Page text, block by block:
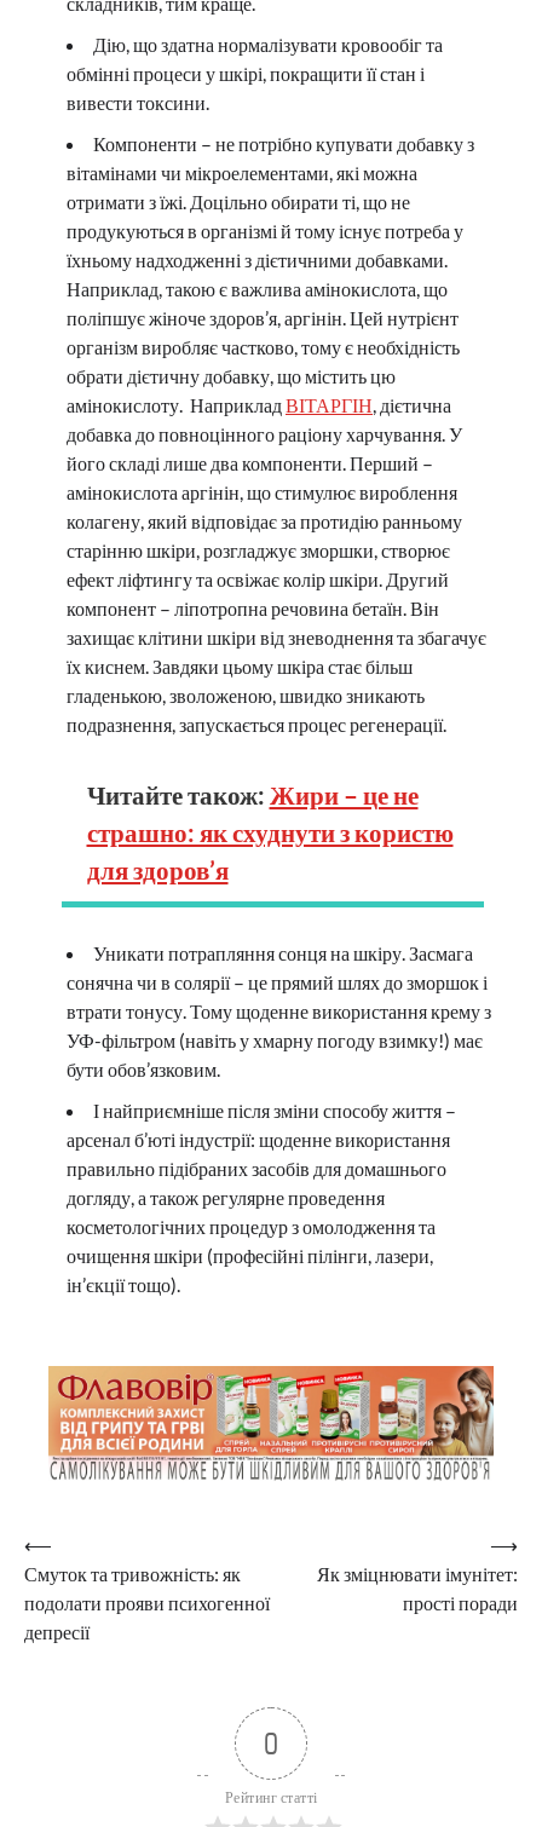
Дію, що здатна нормалізувати кровообіг та
обмінні процеси у шкірі, покращити її стан і
вивести токсини.
Компоненти – не потрібно купувати добавку з
вітамінами чи мікроелементами, які можна
отримати з їжі. Доцільно обирати ті, що не
продукуються в організмі й тому існує потреба у
їхньому надходженні з дієтичними добавками.
Наприклад, такою є важлива амінокислота, що
поліпшує жіноче здоров’я, аргінін. Цей нутрієнт
організм виробляє частково, тому є необхідність
обрати дієтичну добавку, що містить цю
амінокислоту. НаприкладВІТАРГІН, дієтична
добавка до повноцінного раціону харчування. У
його складі лише два компоненти. Перший –
амінокислота аргінін, що стимулює вироблення
колагену, який відповідає за протидію ранньому
старінню шкіри, розгладжує зморшки, створює
ефект ліфтингу та освіжає колір шкіри. Другий
компонент – ліпотропна речовина бетаїн. Він
захищає клітини шкіри від зневоднення та збагачує
їх киснем. Завдяки цьому шкіра стає більш
гладенькою, зволоженою, швидко зникають
подразнення, запускається процес регенерації.
Читайте також: Жири – це не
страшно: як схуднути з користю
для здоров’я
Уникати потрапляння сонця на шкіру. Засмага
сонячна чи в солярії – це прямий шлях до зморшок і
втрати тонусу. Тому щоденне використання крему з
УФ-фільтром (навіть у хмарну погоду взимку!) має
бути обов’язковим.
І найприємніше після зміни способу життя –
арсенал б’юті індустрії: щоденне використання
правильно підібраних засобів для домашнього
догляду, а також регулярне проведення
косметологічних процедур з омолодження та
очищення шкіри (професійні пілінги, лазери,
ін’єкції тощо).
Навігація
записів
⟵
Смуток та тривожність: як
подолати прояви психогенної
депресії
Як зміцнювати імунітет:
прості поради
⟶
0
Рейтинг статті